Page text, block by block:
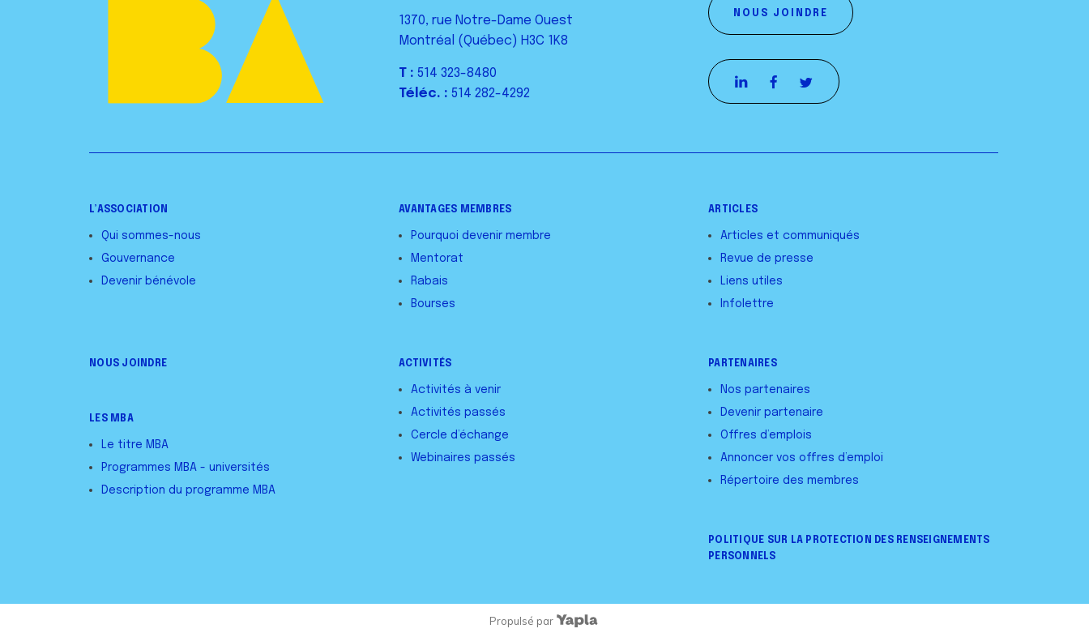
1370, rue Notre-Dame Ouest
Montréal (Québec) H3C 1K8
T : 514 323-8480
Téléc. : 514 282-4292
NOUS JOINDRE
L’ASSOCIATION
Qui sommes-nous
Gouvernance
Devenir bénévole
AVANTAGES MEMBRES
Pourquoi devenir membre
Mentorat
Rabais
Bourses
ARTICLES
Articles et communiqués
Revue de presse
Liens utiles
Infolettre
NOUS JOINDRE
LES MBA
Le titre MBA
Programmes MBA - universités
Description du programme MBA
ACTIVITÉS
Activités à venir
Activités passés
Cercle d’échange
Webinaires passés
PARTENAIRES
Nos partenaires
Devenir partenaire
Offres d’emplois
Annoncer vos offres d’emploi
Répertoire des membres
POLITIQUE SUR LA PROTECTION DES RENSEIGNEMENTS
PERSONNELS
Propulsé par